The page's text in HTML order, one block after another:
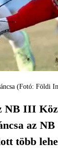
(Fotó: Földi
III
az
több